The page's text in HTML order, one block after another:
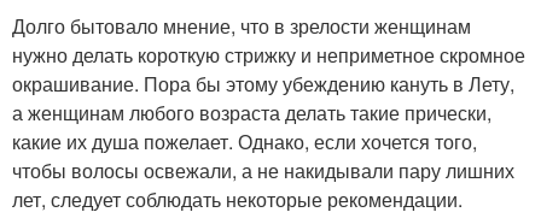
Долго бытовало мнение, что в зрелости женщинам
нужно делать короткую стрижку и неприметное скромное
окрашивание. Пора бы этому убеждению кануть в Лету,
а женщинам любого возраста делать такие прически,
какие их душа пожелает. Однако, если хочется того,
чтобы волосы освежали, а не накидывали пару лишних
лет, следует соблюдать некоторые рекомендации.